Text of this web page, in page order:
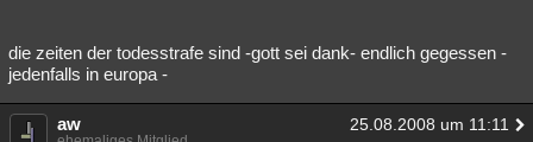
die zeiten der todesstrafe sind -gott sei dank- endlich gegessen -
jedenfalls in europa -
aw 25.08.2008 um 11:11